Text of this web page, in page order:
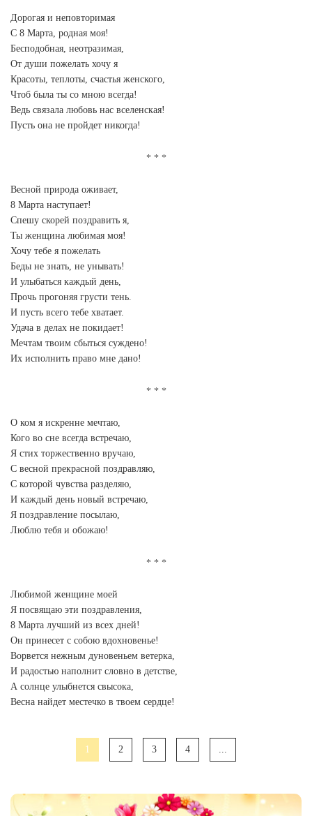
Дорогая и неповторимая
С 8 Марта, родная моя!
Бесподобная, неотразимая,
От души пожелать хочу я
Красоты, теплоты, счастья женского,
Чтоб была ты со мною всегда!
Ведь связала любовь нас вселенская!
Пусть она не пройдет никогда!
Весной природа оживает,
8 Марта наступает!
Спешу скорей поздравить я,
Ты женщина любимая моя!
Хочу тебе я пожелать
Беды не знать, не унывать!
И улыбаться каждый день,
Прочь прогоняя грусти тень.
И пусть всего тебе хватает.
Удача в делах не покидает!
Мечтам твоим сбыться суждено!
Их исполнить право мне дано!
О ком я искренне мечтаю,
Кого во сне всегда встречаю,
Я стих торжественно вручаю,
С весной прекрасной поздравляю,
С которой чувства разделяю,
И каждый день новый встречаю,
Я поздравление посылаю,
Люблю тебя и обожаю!
Любимой женщине моей
Я посвящаю эти поздравления,
8 Марта лучший из всех дней!
Он принесет с собою вдохновенье!
Ворвется нежным дуновеньем ветерка,
И радостью наполнит словно в детстве,
А солнце улыбнется свысока,
Весна найдет местечко в твоем сердце!
1 2 3 4